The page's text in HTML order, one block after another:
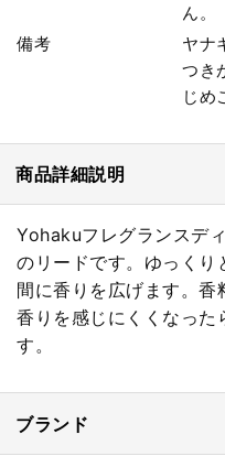
ん。
備考
ヤナ
つき
じめ
商品詳細説明
Yohakuフレグランスデ
のリードです。ゆっくり
間に香りを広げます。香
香りを感じにくくなった
す。
ブランド